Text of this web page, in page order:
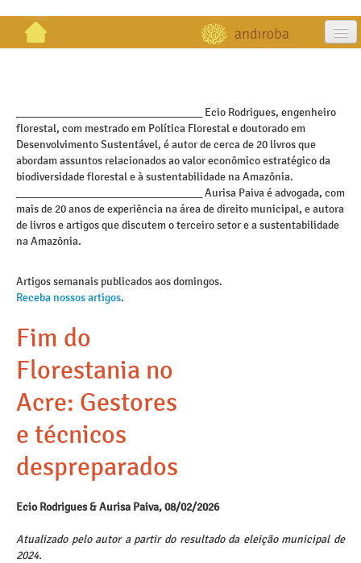
publicações
galeria
contato
_________________________________ Ecio Rodrigues, engenheiro
florestal, com mestrado em Política Florestal e doutorado em
Desenvolvimento Sustentável, é autor de cerca de 20 livros que
abordam assuntos relacionados ao valor econômico estratégico da
biodiversidade florestal e à sustentabilidade na Amazônia.
_________________________________ Aurisa Paiva é advogada, com
mais de 20 anos de experiência na área de direito municipal, e autora
de livros e artigos que discutem o terceiro setor e a sustentabilidade
na Amazônia.
Artigos semanais publicados aos domingos.
Receba nossos artigos.
Fim do
Florestania no
Acre: Gestores
e técnicos
despreparados
Ecio Rodrigues & Aurisa Paiva, 08/02/2026
Atualizado pelo autor a partir do resultado da eleição municipal de
2024.